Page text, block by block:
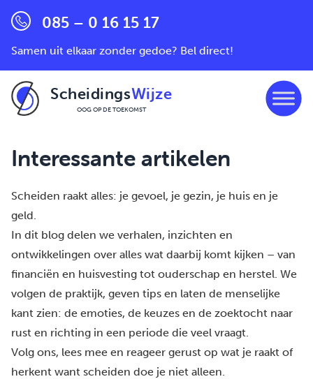
085 – 0 16 15 17
Samen uit elkaar zonder gedoe? Bel direct!
ScheidingsWijze
OOG OP DE TOEKOMST
Interessante artikelen
Scheiden raakt alles: je gevoel, je gezin, je huis en je
geld.
In dit blog delen we verhalen, inzichten en
ontwikkelingen over alles wat daarbij komt kijken – van
financiën en huisvesting tot ouderschap en herstel. We
volgen de praktijk, geven tips en laten de menselijke
kant zien: de emoties, de keuzes en de zoektocht naar
rust en richting in een periode die veel vraagt.
Volg ons, lees mee en reageer gerust op wat je raakt of
herkent want scheiden doe je niet alleen.